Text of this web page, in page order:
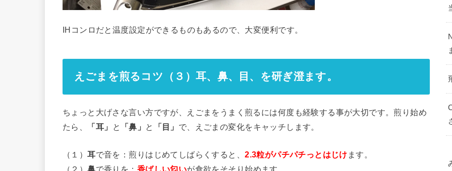
IHコンロだと温度設定ができるものもあるので、大変便利です。
えごまを煎るコツ（３）耳、鼻、目、を研ぎ澄ます。
ちょっと大げさな言い方ですが、えごまをうまく煎るには何度も経験する事が大切です。煎り始め
たら、
「耳」 と 「鼻」 と 「目」 で、えごまの変化をキャッチします。
（１）耳で音を：煎りはじめてしばらくすると、2.3粒がパチパチっとはじけ ます。
（２）鼻で香りを： 香ばしい匂いが食欲をそそり始めます。